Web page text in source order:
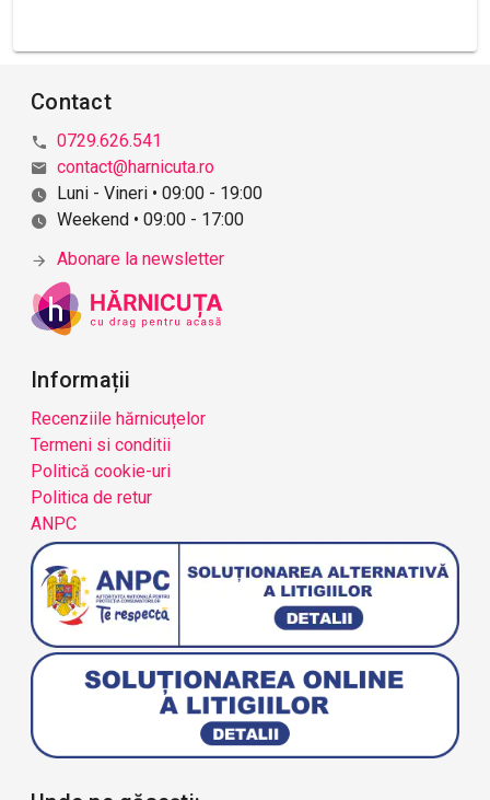
Contact
0729.626.541
contact@harnicuta.ro
Luni - Vineri • 09:00 - 19:00
Weekend • 09:00 - 17:00
Abonare la newsletter
Informații
Recenziile hărnicuțelor
Termeni si conditii
Politică cookie-uri
Politica de retur
ANPC